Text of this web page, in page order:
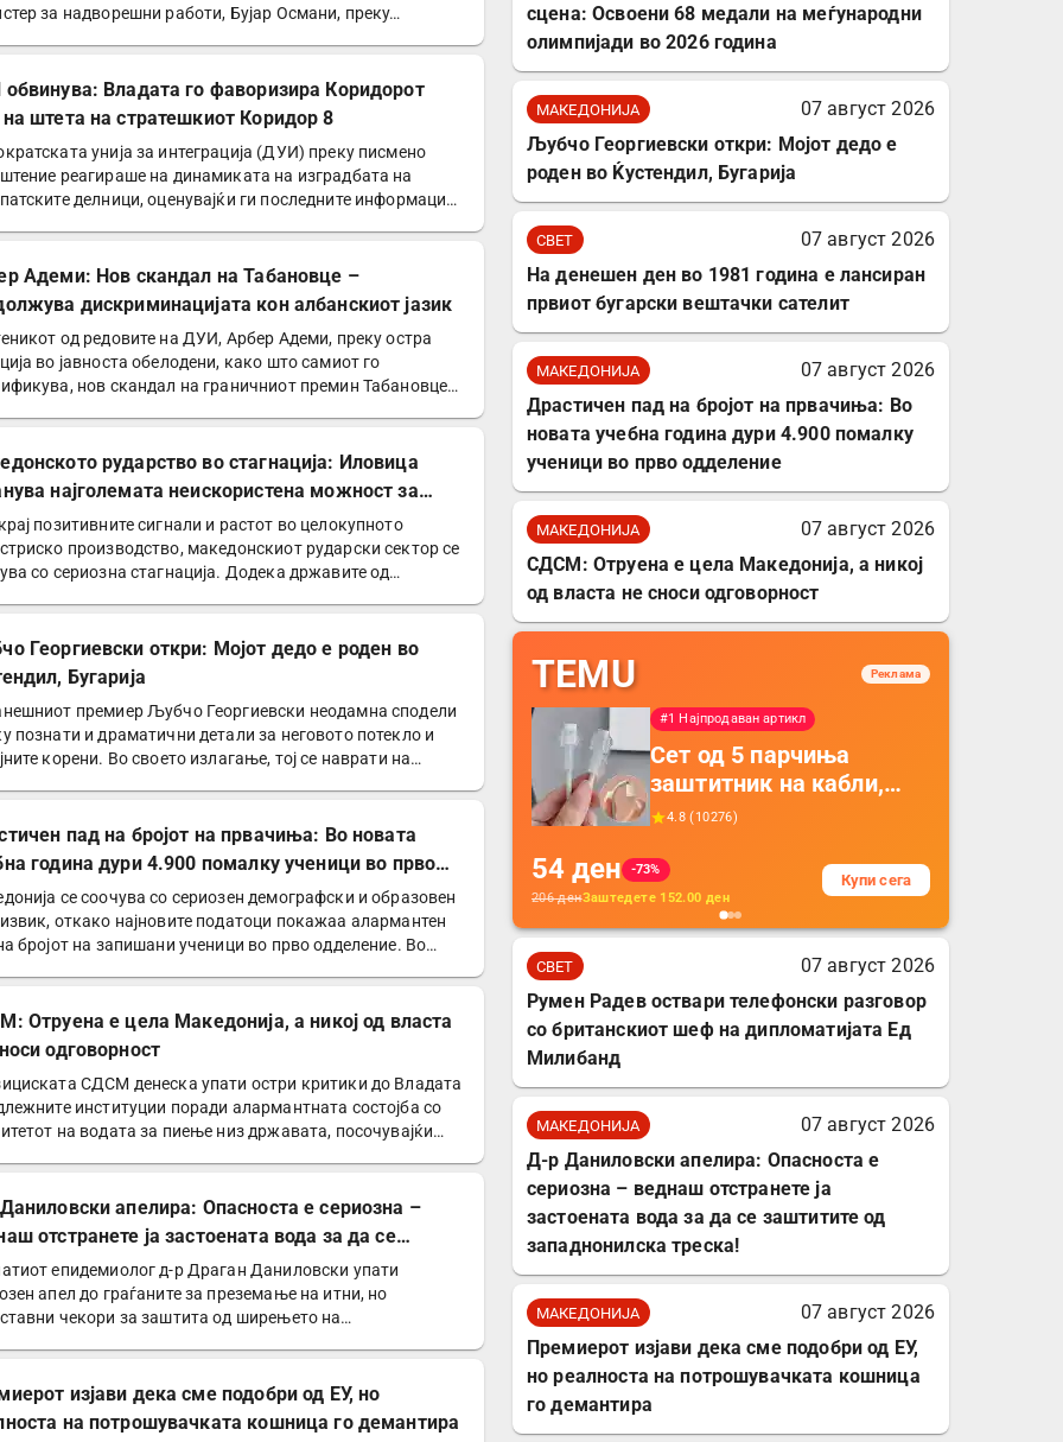
за надворешни работи, Бујар Османи, преку…
Владата го фаворизира Коридорот
штета на стратешкиот Коридор 8
унија за интеграција (ДУИ) преку писмено
реагираше на динамиката на изградбата на
делници, оценувајќи ги последните информации
Адеми: Нов скандал на Табановце –
дискриминацијата кон албанскиот јазик
од редовите на ДУИ, Арбер Адеми, преку остра
во јавноста обелодени, како што самиот го
нов скандал на граничниот премин Табановце…
рударство во стагнација: Иловица
најголемата неискористена можност за
раст
позитивните сигнали и растот во целокупното
производство, македонскиот рударски сектор се
со сериозна стагнација. Додека државите од
Георгиевски откри: Мојот дедо е роден во
Бугарија
премиер Љубчо Георгиевски неодамна сподели
познати и драматични детали за неговото потекло и
корени. Во своето излагање, тој се наврати на…
пад на бројот на првачиња: Во новата
година дури 4.900 помалку ученици во прво
се соочува со сериозен демографски и образовен
откако најновите податоци покажаа алармантен
бројот на запишани ученици во прво одделение. Во…
Отруена е цела Македонија, а никој од власта
одговорност
СДСМ денеска упати остри критики до Владата
институции поради алармантната состојба со
на водата за пиење низ државата, посочувајќи…
апелира: Опасноста е сериозна –
отстранете ја застоената вода за да се
од западнонилска треска!
епидемиолог д-р Драган Даниловски упати
апел до граѓаните за преземање на итни, но
чекори за заштита од ширењето на
изјави дека сме подобри од ЕУ, но
на потрошувачката кошница го демантира
сцена: Освоени 68 медали на меѓународни
олимпијади во 2026 година
МАКЕДОНИЈА
07 август 2026
Љубчо Георгиевски откри: Мојот дедо е
роден во Ќустендил, Бугарија
СВЕТ
07 август 2026
На денешен ден во 1981 година е лансиран
првиот бугарски вештачки сателит
МАКЕДОНИЈА
07 август 2026
Драстичен пад на бројот на првачиња: Во
новата учебна година дури 4.900 помалку
ученици во прво одделение
МАКЕДОНИЈА
07 август 2026
СДСМ: Отруена е цела Македонија, а никој
од власта не сноси одговорност
TEMU Реклама
#1 Најпродаван артикл
Сет од 5 парчиња
заштитник на кабли,
прекривка за заштита
додатоци за заштита на
кабли, без батерија, за
мобилни телефони,
комплет за заштита на
4.8 (10276)
54 ден
-73%
206денЗаштедете 152.00 ден
Купи сега
СВЕТ
07 август 2026
Румен Радев оствари телефонски разговор
со британскиот шеф на дипломатијата Ед
Милибанд
МАКЕДОНИЈА
07 август 2026
Д-р Даниловски апелира: Опасноста е
сериозна – веднаш отстранете ја
застоената вода за да се заштитите од
западнонилска треска!
МАКЕДОНИЈА
07 август 2026
Премиерот изјави дека сме подобри од ЕУ,
но реалноста на потрошувачката кошница
го демантира